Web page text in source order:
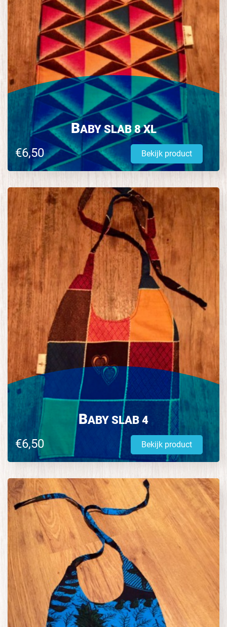
BABY SLAB 8 XL
€6,50 Bekijk product
BABY SLAB 4
€6,50 Bekijk product